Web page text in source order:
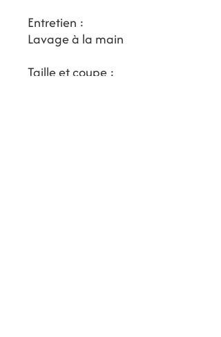
Entretien :
Lavage à la main
Taille et coupe :